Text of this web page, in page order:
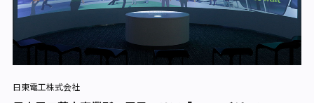
日東電工株式会社